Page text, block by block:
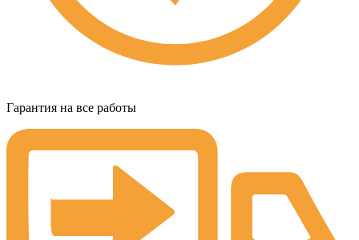
Гарантия на все работы